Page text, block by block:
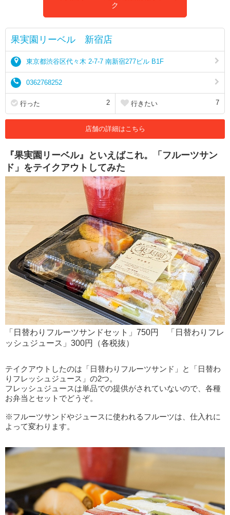
ク
果実園リーベル 新宿店
東京都渋谷区代々木 2-7-7 南新宿277ビル B1F
0362768252
行った 2 行きたい 7
店舗の詳細はこちら
『果実園リーベル』といえばこれ。「フルーツサン
ド」をテイクアウトしてみた
「日替わりフルーツサンドセット」750円 「日替わりフレ
ッシュジュース」300円（各税抜）
テイクアウトしたのは「日替わりフルーツサンド」と「日替わ
りフレッシュジュース」の2つ。
フレッシュジュースは単品での提供がされていないので、各種
お弁当とセットでどうぞ。
※フルーツサンドやジュースに使われるフルーツは、仕入れに
よって変わります。